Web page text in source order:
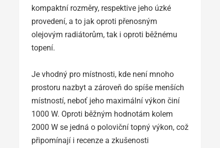
kompaktní rozměry, respektive jeho úzké
provedení, a to jak oproti přenosným
olejovým radiátorům, tak i oproti běžnému
topení.
Je vhodný pro místnosti, kde není mnoho
prostoru nazbyt a zároveň do spíše menších
místností, neboť jeho maximální výkon činí
1000 W. Oproti běžným hodnotám kolem
2000 W se jedná o poloviční topný výkon, což
připomínají i recenze a zkušenosti